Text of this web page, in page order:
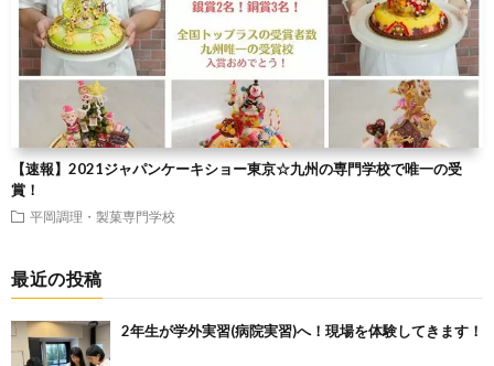
【速報】2021ジャパンケーキショー東京☆九州の専門学校で唯一の受
賞！
平岡調理・製菓専門学校
最近の投稿
2年生が学外実習(病院実習)へ！現場を体験してきます！